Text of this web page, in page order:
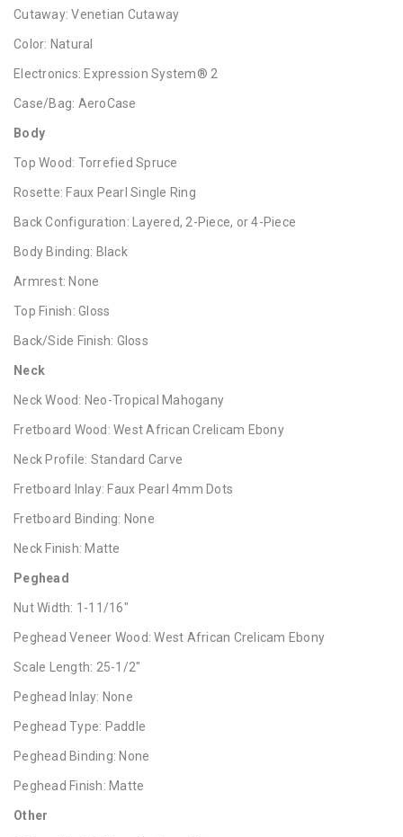
Cutaway: Venetian Cutaway
Color: Natural
Electronics: Expression System® 2
Case/Bag: AeroCase
Body
Top Wood: Torrefied Spruce
Rosette: Faux Pearl Single Ring
Back Configuration: Layered, 2-Piece, or 4-Piece
Body Binding: Black
Armrest: None
Top Finish: Gloss
Back/Side Finish: Gloss
Neck
Neck Wood: Neo-Tropical Mahogany
Fretboard Wood: West African Crelicam Ebony
Neck Profile: Standard Carve
Fretboard Inlay: Faux Pearl 4mm Dots
Fretboard Binding: None
Neck Finish: Matte
Peghead
Nut Width: 1-11/16"
Peghead Veneer Wood: West African Crelicam Ebony
Scale Length: 25-1/2"
Peghead Inlay: None
Peghead Type: Paddle
Peghead Binding: None
Peghead Finish: Matte
Other